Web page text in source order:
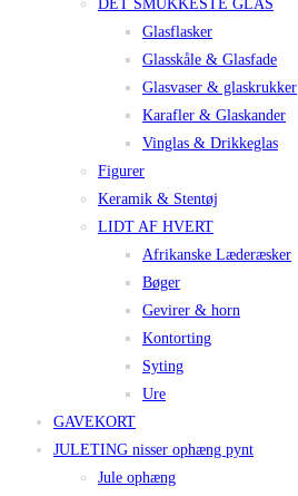
DET SMUKKESTE GLAS
Glasflasker
Glasskåle & Glasfade
Glasvaser & glaskrukker
Karafler & Glaskander
Vinglas & Drikkeglas
Figurer
Keramik & Stentøj
LIDT AF HVERT
Afrikanske Læderæsker
Bøger
Gevirer & horn
Kontorting
Syting
Ure
GAVEKORT
JULETING nisser ophæng pynt
Jule ophæng